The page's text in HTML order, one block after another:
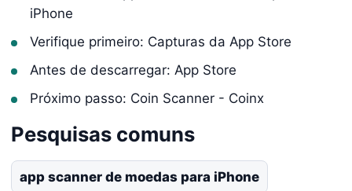
iPhone
Verifique primeiro: Capturas da App Store
Antes de descarregar: App Store
Próximo passo: Coin Scanner - Coinx
Pesquisas comuns
app scanner de moedas para iPhone